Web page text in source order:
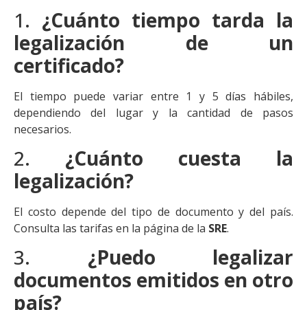
1. ¿Cuánto tiempo tarda la
legalización de un
certificado?
El tiempo puede variar entre 1 y 5 días hábiles,
dependiendo del lugar y la cantidad de pasos
necesarios.
2. ¿Cuánto cuesta la
legalización?
El costo depende del tipo de documento y del país.
Consulta las tarifas en la página de la SRE.
3. ¿Puedo legalizar
documentos emitidos en otro
país?